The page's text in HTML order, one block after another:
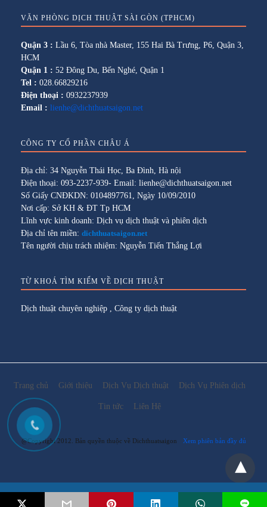
Email: lienhe@dichthuatsaigon.net
VĂN PHÒNG DỊCH THUẬT SÀI GÒN (TPHCM)
Quận 3 : Lầu 6, Tòa nhà Master, 155 Hai Bà Trưng, P6, Quận 3,
HCM
Quận 1 : 52 Đông Du, Bến Nghé, Quận 1
Tel : 028.66829216
Điện thoại : 0932237939
Email : lienhe@dichthuatsaigon.net
CÔNG TY CỔ PHẦN CHÂU Á
Địa chỉ: 34 Nguyễn Thái Học, Ba Đình, Hà nội
Điện thoại: 093-2237-939- Email: lienhe@dichthuatsaigon.net
Số Giấy CNĐKDN: 0104897761, Ngày 10/09/2010
Nơi cấp: Sở KH & ĐT Tp HCM
Lĩnh vực kinh doanh: Dịch vụ dịch thuật và phiên dịch
Địa chỉ tên miền: dichthuatsaigon.net
Tên người chịu trách nhiệm: Nguyễn Tiến Thắng Lợi
TỪ KHOÁ TÌM KIẾM VỀ DỊCH THUẬT
Dịch thuật chuyên nghiệp , Công ty dịch thuật
Trang chủ Giới thiệu Dịch Vụ Dịch thuật Dịch Vụ Phiên dịch
Tin tức Liên Hệ
@Copyright 2012. Bản quyền thuộc về Dichthuatsaigon Xem phiên bản đầy đủ
L